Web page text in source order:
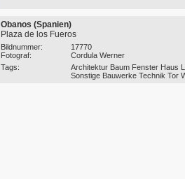
Obanos (Spanien)
Plaza de los Fueros
Bildnummer:
17770
Fotograf:
Cordula Werner
Tags:
Architektur Baum Fenster Haus
Sonstige Bauwerke Technik Tor